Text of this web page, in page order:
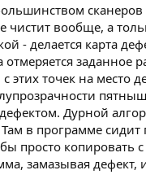
сканеров
чистит вообще, а
- делается карта
отмеряется заданное
этих точек на место
Дурной
в программе
просто копировать
замазывая дефект,